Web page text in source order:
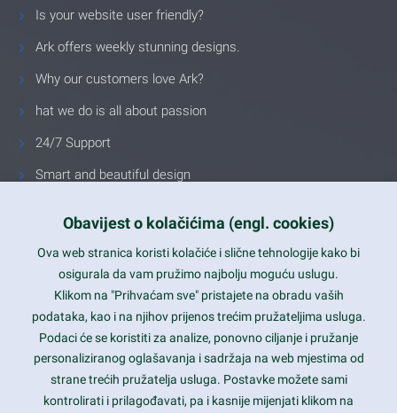
Is your website user friendly?
Ark offers weekly stunning designs.
Why our customers love Ark?
hat we do is all about passion
24/7 Support
Smart and beautiful design
Latest trends and much more...
Contact Info
1600 Amphitheatre Parkway, Mountain View, CA 94043
Obavijest o kolačićima (engl. cookies)
Ova web stranica koristi kolačiće i slične tehnologije kako bi
osigurala da vam pružimo najbolju moguću uslugu.
Klikom na "Prihvaćam sve" pristajete na obradu vaših
podataka, kao i na njihov prijenos trećim pružateljima usluga.
Podaci će se koristiti za analize, ponovno ciljanje i pružanje
personaliziranog oglašavanja i sadržaja na web mjestima od
strane trećih pružatelja usluga. Postavke možete sami
kontrolirati i prilagođavati, pa i kasnije mijenjati klikom na